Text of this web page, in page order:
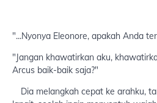
"...Nyonya Eleonore, apakah Anda
"Jangan khawatirkan aku,
Arcus baik-baik saja?"
Dia melangkah cepat ke arahku,